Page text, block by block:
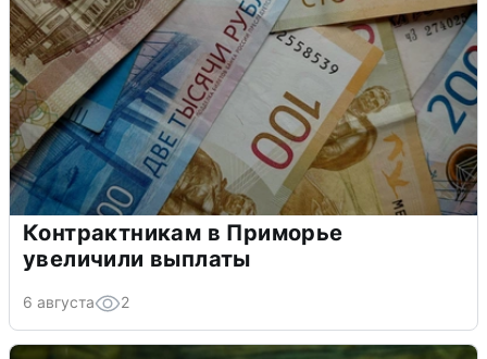
Контрактникам в Приморье
увеличили выплаты
6 августа 2